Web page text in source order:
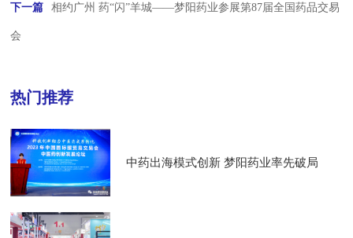
下一篇 相约广州 药“闪”羊城——梦阳药业参展第87届全国药品交易
会
热门推荐
中药出海模式创新 梦阳药业率先破局